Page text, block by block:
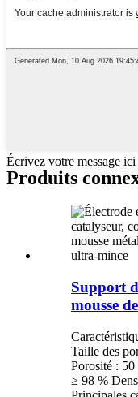
Écrivez votre message
Produits
Support
mousse
Taille des
Porosité : 50
≥ 98 %